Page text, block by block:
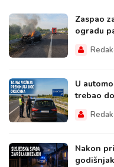
Zaspao
ogradu
U
trebao
Nakon